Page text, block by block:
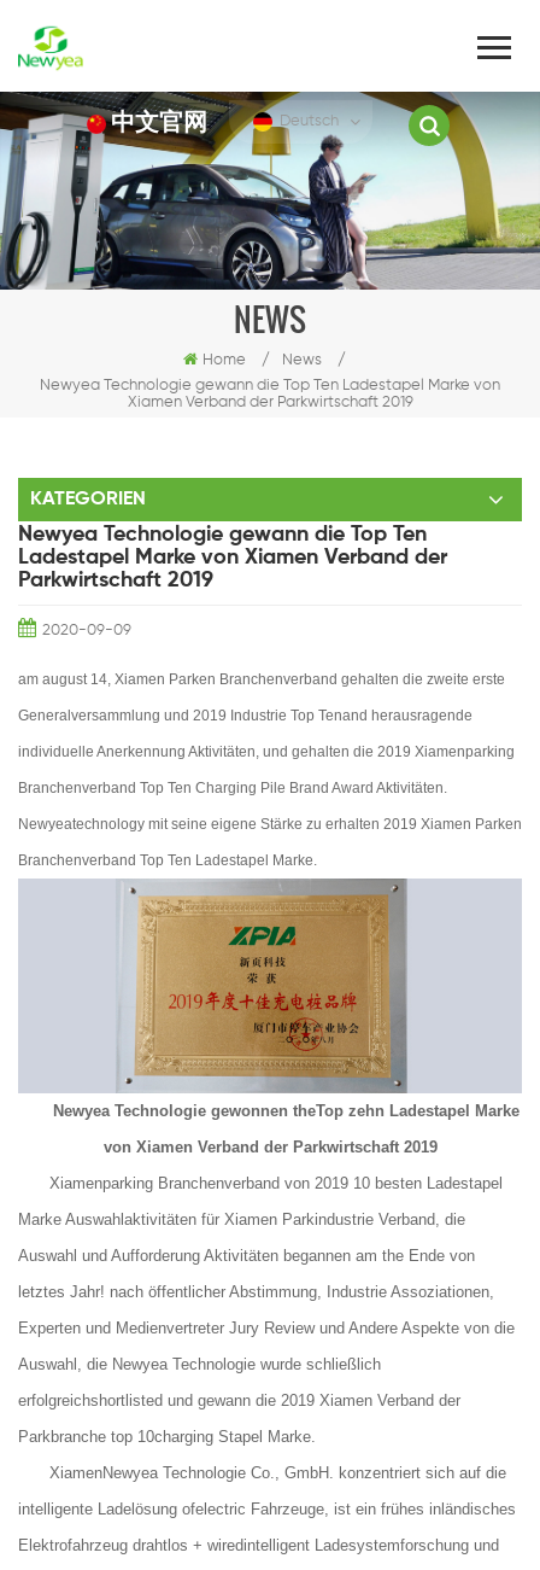
中文官网 Deutsch
NEWS
Home / News
/
Newyea Technologie gewann die Top Ten Ladestapel Marke von
Xiamen Verband der Parkwirtschaft 2019
KATEGORIEN
Newyea Technologie gewann die Top Ten
Ladestapel Marke von Xiamen Verband der
Parkwirtschaft 2019
2020-09-09
am august 14, Xiamen Parken Branchenverband gehalten die zweite erste
Generalversammlung und 2019 Industrie Top Tenand herausragende
individuelle Anerkennung Aktivitäten, und gehalten die 2019 Xiamenparking
Branchenverband Top Ten Charging Pile Brand Award Aktivitäten.
Newyeatechnology mit seine eigene Stärke zu erhalten 2019 Xiamen Parken
Branchenverband Top Ten Ladestapel Marke.
Newyea Technologie gewonnen theTop zehn Ladestapel Marke
von Xiamen Verband der Parkwirtschaft 2019
Xiamenparking Branchenverband von 2019 10 besten Ladestapel
Marke Auswahlaktivitäten für Xiamen Parkindustrie Verband, die
Auswahl und Aufforderung Aktivitäten begannen am the Ende von
letztes Jahr! nach öffentlicher Abstimmung, Industrie Assoziationen,
Experten und Medienvertreter Jury Review und Andere Aspekte von die
Auswahl, die Newyea Technologie wurde schließlich
erfolgreichshortlisted und gewann die 2019 Xiamen Verband der
Parkbranche top 10charging Stapel Marke.
XiamenNewyea Technologie Co., GmbH. konzentriert sich auf die
intelligente Ladelösung ofelectric Fahrzeuge, ist ein frühes inländisches
Elektrofahrzeug drahtlos + wiredintelligent Ladesystemforschung und